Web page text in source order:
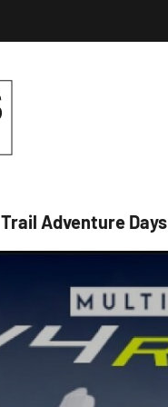
Trail Adventure Days